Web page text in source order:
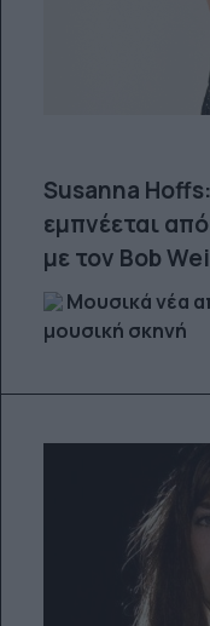
Susanna
εμπνέεται
με τον Bob
Μουσικά νέα
μουσική σκηνή